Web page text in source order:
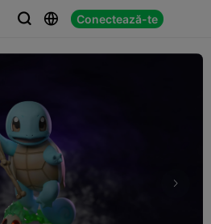
  Conectează-te
 